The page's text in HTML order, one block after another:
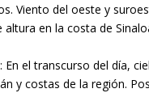
Viento del oeste y
altura en la costa de
En el transcurso del día,
y costas de la región.